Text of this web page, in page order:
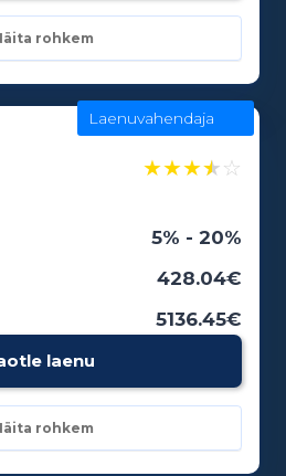
rohkem
★★★★☆
5% - 20%
428.04€
5136.45€
laenu
Laenuvahendaja
rohkem